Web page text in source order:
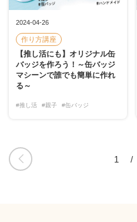
2024-04-26
作り方講座
【推し活にも】オリジナル缶
バッジを作ろう！～缶バッジ
マシーンで誰でも簡単に作れ
る～
#推し活 #親子 #缶バッジ
1 /